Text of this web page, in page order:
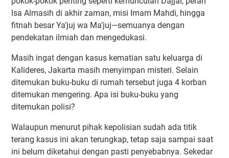
Isa Almasih di akhir zaman, misi Imam Mahdi, hingga
fitnah besar Ya’juj wa Ma’juj—semuanya dengan
pendekatan ilmiah dan mengedukasi.
Masih ingat dengan kasus kematian satu keluarga di
Kalideres, Jakarta masih menyimpan misteri. Selain
ditemukan buku-buku di rumah tersebut juga 4 korban
ditemukan mengering. Apa isi buku-buku yang
ditemukan polisi?
Walaupun menurut pihak kepolisian sudah ada titik
terang kasus ini akan terungkap, tetap saja sampai saat
ini belum diketahui dengan pasti penyebabnya. Sekedar